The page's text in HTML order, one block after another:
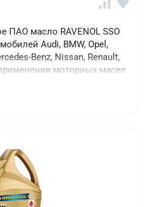
ПАО масло RAVENOL SSO
Audi, BMW, Opel,
Benz, Nissan, Renault,
моторных масел
B4.